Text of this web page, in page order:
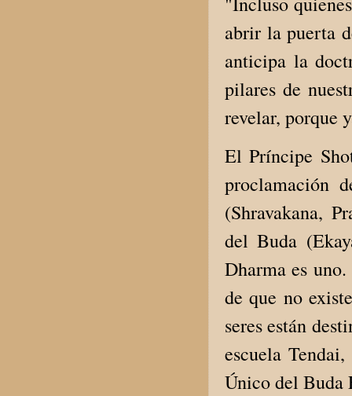
abrir la puerta
anticipa la
pilares de
revelar, porque
El Príncipe
proclamación
(Shravakana,
del Buda
Dharma es
de que no
seres están
escuela
Único del Buda